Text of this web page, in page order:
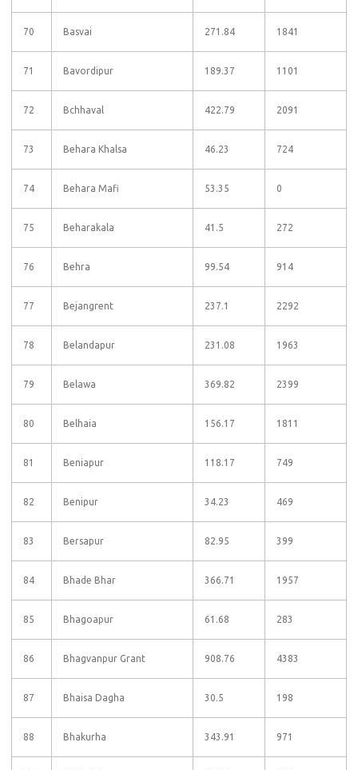
70 Basvai 271.84 1841
71 Bavordipur 189.37 1101
72 Bchhaval 422.79 2091
73 Behara Khalsa 46.23 724
74 Behara Mafi 53.35 0
75 Beharakala 41.5 272
76 Behra 99.54 914
77 Bejangrent 237.1 2292
78 Belandapur 231.08 1963
79 Belawa 369.82 2399
80 Belhaia 156.17 1811
81 Beniapur 118.17 749
82 Benipur 34.23 469
83 Bersapur 82.95 399
84 Bhade Bhar 366.71 1957
85 Bhagoapur 61.68 283
86 Bhagvanpur Grant 908.76 4383
87 Bhaisa Dagha 30.5 198
88 Bhakurha 343.91 971